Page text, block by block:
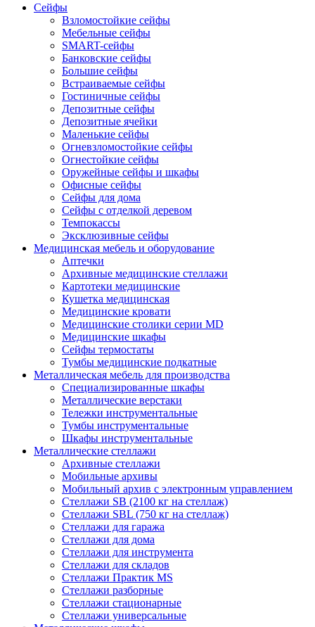
Сейфы
Взломостойкие сейфы
Мебельные сейфы
SMART-сейфы
Банковские сейфы
Большие сейфы
Встраиваемые сейфы
Гостиничные сейфы
Депозитные сейфы
Депозитные ячейки
Маленькие сейфы
Огневзломостойкие сейфы
Огнестойкие сейфы
Оружейные сейфы и шкафы
Офисные сейфы
Сейфы для дома
Сейфы с отделкой деревом
Темпокассы
Эксклюзивные сейфы
Медицинская мебель и оборудование
Аптечки
Архивные медицинские стеллажи
Картотеки медицинские
Кушетка медицинская
Медицинские кровати
Медицинские столики серии MD
Медицинские шкафы
Сейфы термостаты
Тумбы медицинские подкатные
Металлическая мебель для производства
Cпециализированные шкафы
Металлические верстаки
Тележки инструментальные
Тумбы инструментальные
Шкафы инструментальные
Металлические стеллажи
Архивные стеллажи
Мобильные архивы
Мобильный архив с электронным управлением
Стеллажи SB (2100 кг на стеллаж)
Стеллажи SBL (750 кг на стеллаж)
Стеллажи для гаража
Стеллажи для дома
Стеллажи для инструмента
Стеллажи для складов
Стеллажи Практик MS
Стеллажи разборные
Стеллажи стационарные
Стеллажи универсальные